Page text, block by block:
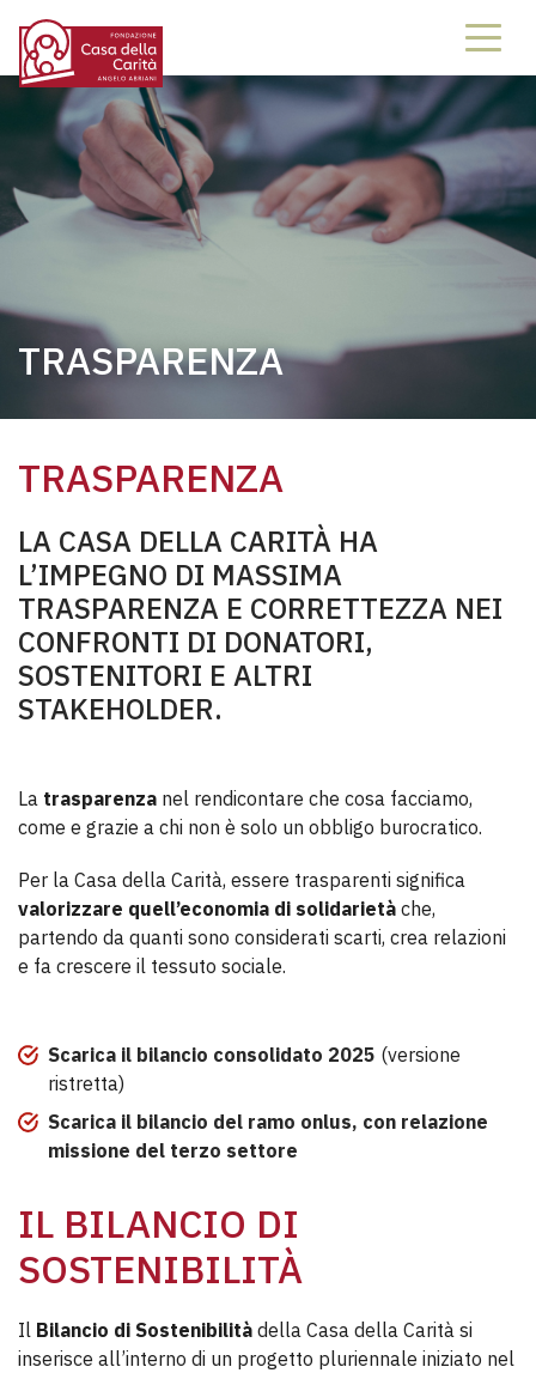
TRASPARENZA
TRASPARENZA
LA CASA DELLA CARITÀ HA
L’IMPEGNO DI MASSIMA
TRASPARENZA E CORRETTEZZA NEI
CONFRONTI DI DONATORI,
SOSTENITORI E ALTRI
STAKEHOLDER.
La trasparenza nel rendicontare che cosa facciamo,
come e grazie a chi non è solo un obbligo burocratico.
Per la Casa della Carità, essere trasparenti significa
valorizzare quell’economia di solidarietà che,
partendo da quanti sono considerati scarti, crea relazioni
e fa crescere il tessuto sociale.
Scarica il bilancio consolidato 2025 (versione
ristretta)
Scarica il bilancio del ramo onlus, con relazione
missione del terzo settore
IL BILANCIO DI
SOSTENIBILITÀ
Il Bilancio di Sostenibilità della Casa della Carità si
inserisce all’interno di un progetto pluriennale iniziato nel